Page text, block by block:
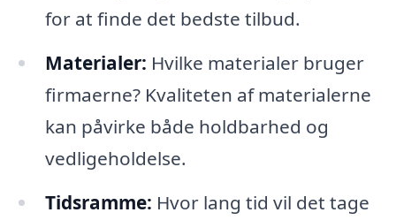
for at finde det bedste tilbud.
Materialer: Hvilke materialer bruger
firmaerne? Kvaliteten af materialerne
kan påvirke både holdbarhed og
vedligeholdelse.
Tidsramme: Hvor lang tid vil det tage